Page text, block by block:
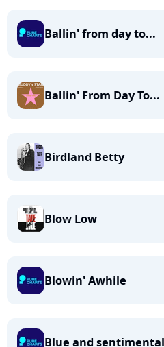
Ballin' from day to...
Ballin' From Day To...
Birdland Betty
Blow Low
Blowin' Awhile
Blue and sentimental